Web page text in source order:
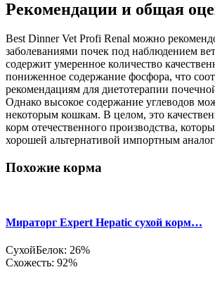
Рекомендации и общая
Best Dinner Vet Profi Renal можно
заболеваниями почек под наблюдением
содержит умеренное количество
пониженное содержание фосфора, что
рекомендациям для диетотерапии
Однако высокое содержание углеводов
некоторым кошкам. В целом, это
корм отечественного производства,
хорошей альтернативой импортным
Похожие корма
Мираторг Expert Hepatic сухой корм…
СухойБелок: 26%
Схожесть: 92%